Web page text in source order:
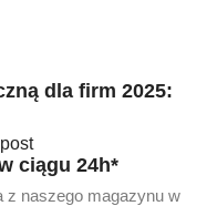
dla firm 2025:
ciągu 24h*
z naszego magazynu w